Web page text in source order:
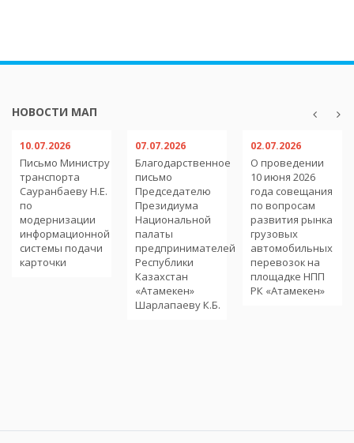
НОВОСТИ МАП
10.07.2026
Письмо Министру
транспорта
Сауранбаеву Н.Е.
по
модернизации
информационной
системы подачи
карточки
07.07.2026
Благодарственное
письмо
Председателю
Президиума
Национальной
палаты
предпринимателей
Республики
Казахстан
«Атамекен»
Шарлапаеву К.Б.
02.07.2026
О проведении
10 июня 2026
года совещания
по вопросам
развития рынка
грузовых
автомобильных
перевозок на
площадке НПП
РК «Атамекен»